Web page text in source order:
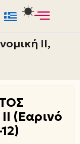
ΙΙ,
(Εαρινό